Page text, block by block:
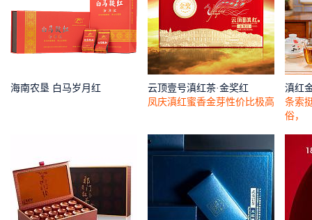
海南农垦 白马岁月红
云顶壹号滇红茶·金奖红
凤庆滇红蜜香金芽性价比极高
滇红
条索
俗，